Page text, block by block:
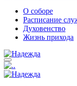
О соборе
Расписание
Духовенство
Жизнь прихода